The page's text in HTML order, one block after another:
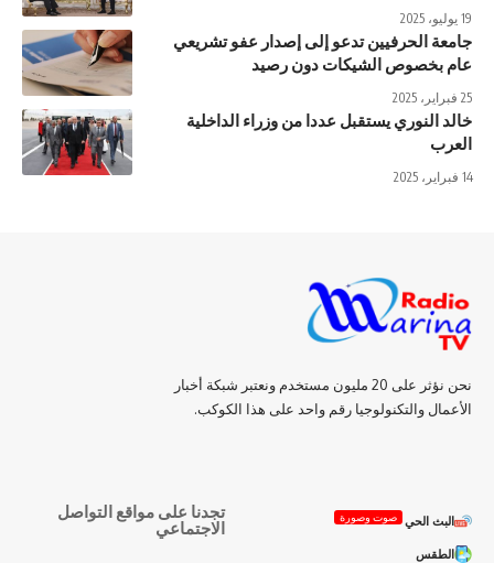
19 يوليو، 2025
جامعة الحرفيين تدعو إلى إصدار عفو تشريعي
عام بخصوص الشيكات دون رصيد
25 فبراير، 2025
خالد النوري يستقبل عددا من وزراء الداخلية
العرب
14 فبراير، 2025
نحن نؤثر على 20 مليون مستخدم ونعتبر شبكة أخبار
الأعمال والتكنولوجيا رقم واحد على هذا الكوكب.
البث الحي صوت وصورة
الطقس
تجدنا على مواقع التواصل
الاجتماعي